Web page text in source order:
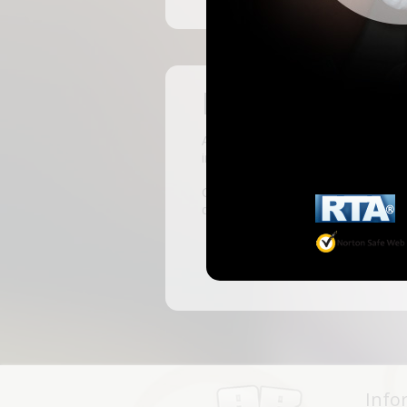
Pas encore
ABKingdom est le site français de
inscrivant, vous pourrez accéder
C'est rapide et gratuit, des milliers
discussions, faire des rencontres,